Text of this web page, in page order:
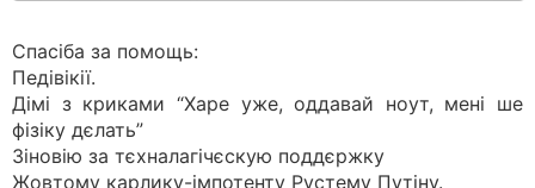
Спасіба за помощь:
Педівікії.
Дімі з криками “Харе уже, оддавай ноут, мені ше
фізіку дєлать”
Зіновію за тєхналагічєскую поддєржку
Жовтому карлику-імпотенту Рустему Путіну.